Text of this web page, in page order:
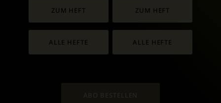
ZUM HEFT
ALLE HEFTE
ZUM HEFT
ALLE HEFTE
ABO BESTELLEN